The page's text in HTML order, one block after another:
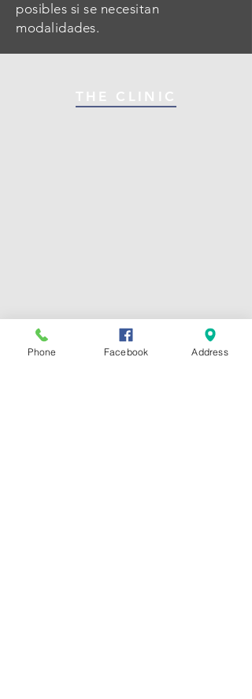
posibles si se necesitan
modalidades.
THE CLINIC
Phone Facebook Address